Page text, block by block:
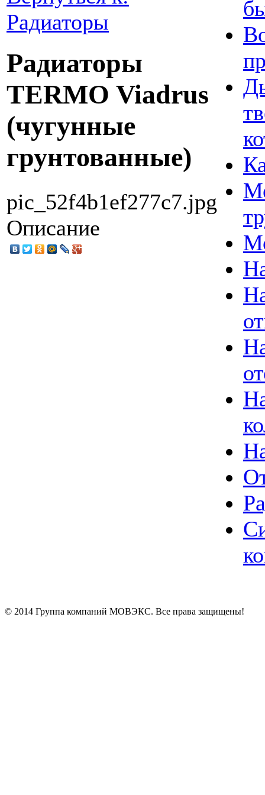
Радиаторы
Радиаторы
TERMO Viadrus
(чугунные
грунтованные)
pic_52f4b1ef277c7.jpg
Описание
© 2014 Группа компаний МОВЭКС. Все права защищены!